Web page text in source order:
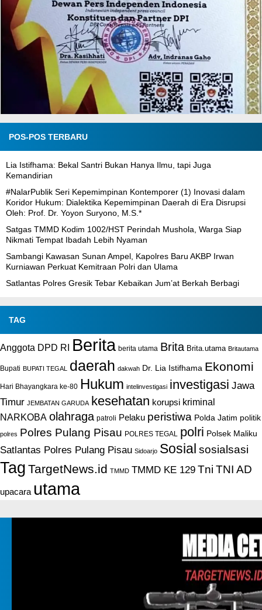
POS-POS TERBARU
Lia Istifhama: Bekal Santri Bukan Hanya Ilmu, tapi Juga
Kemandirian
#NalarPublik Seri Kepemimpinan Kontemporer (1) Inovasi dalam
Koridor Hukum: Dialektika Kepemimpinan Daerah di Era Disrupsi
Oleh: Prof. Dr. Yoyon Suryono, M.S.*
Satgas TMMD Kodim 1002/HST Perindah Mushola, Warga Siap
Nikmati Tempat Ibadah Lebih Nyaman
Sambangi Kawasan Sunan Ampel, Kapolres Baru AKBP Irwan
Kurniawan Perkuat Kemitraan Polri dan Ulama
Satlantas Polres Gresik Tebar Kebaikan Jum’at Berkah Berbagi
TAG
Anggota DPD RI Berita berita utama Brita Brita.utama Britautama
Bupati BUPATI TEGAL daerah dakwah Dr. Lia Istifhama Ekonomi
Hari Bhayangkara ke-80 Hukum intelinvestigasi investigasi Jawa
Timur JEMBATAN GARUDA kesehatan korupsi kriminal
NARKOBA olahraga patroli Pelaku peristiwa Polda Jatim politik
polres Polres Pulang Pisau POLRES TEGAL polri Polsek Maliku
Satlantas Polres Pulang Pisau Sidoarjo Sosial sosialsasi
Tag TargetNews.id TMMD TMMD KE 129 Tni TNI AD
upacara utama